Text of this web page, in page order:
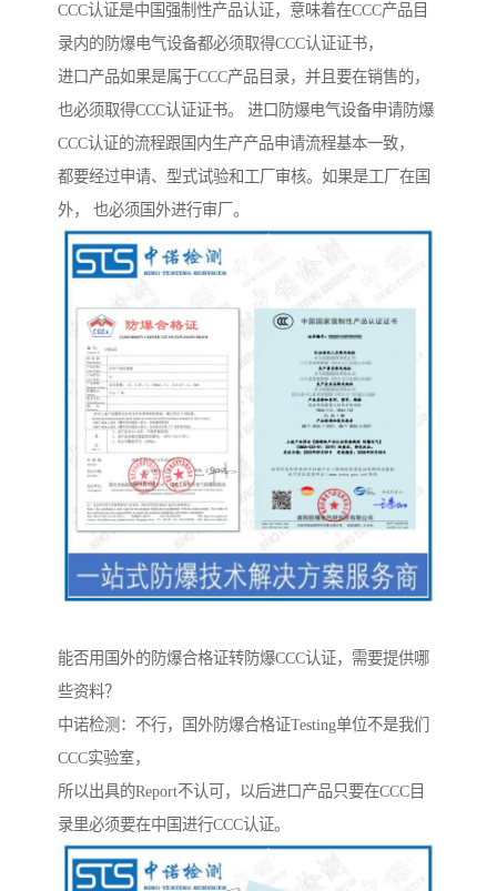
CCC认证是中国强制性产品认证，意味着在CCC产品目
录内的防爆电气设备都必须取得CCC认证证书，
进口产品如果是属于CCC产品目录，并且要在销售的，
也必须取得CCC认证证书。 进口防爆电气设备申请防爆
CCC认证的流程跟国内生产产品申请流程基本一致，
都要经过申请、型式试验和工厂审核。如果是工厂在国
外， 也必须国外进行审厂。
能否用国外的防爆合格证转防爆CCC认证，需要提供哪
些资料？
中诺检测：不行，国外防爆合格证Testing单位不是我们
CCC实验室，
所以出具的Report不认可，以后进口产品只要在CCC目
录里必须要在中国进行CCC认证。